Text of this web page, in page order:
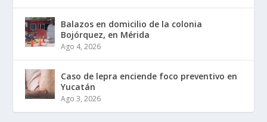
Balazos en domicilio de la colonia
Bojórquez, en Mérida
Ago 4, 2026
Caso de lepra enciende foco preventivo en
Yucatán
Ago 3, 2026